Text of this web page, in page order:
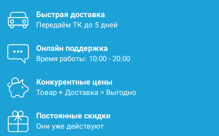
Быстрая доставка
Передаём ТК до 5 дней
Онлайн поддержка
Время работы: 10:00 - 20:00
Конкурентные цены
Товар + Доставка = Выгодно
Постоянные скидки
Они уже действуют